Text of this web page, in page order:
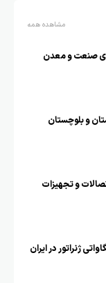
مشاهده همه
و تجهیزات
نخستین شفت روتور ۲۰۰ مگاواتی ژنراتور در ایران